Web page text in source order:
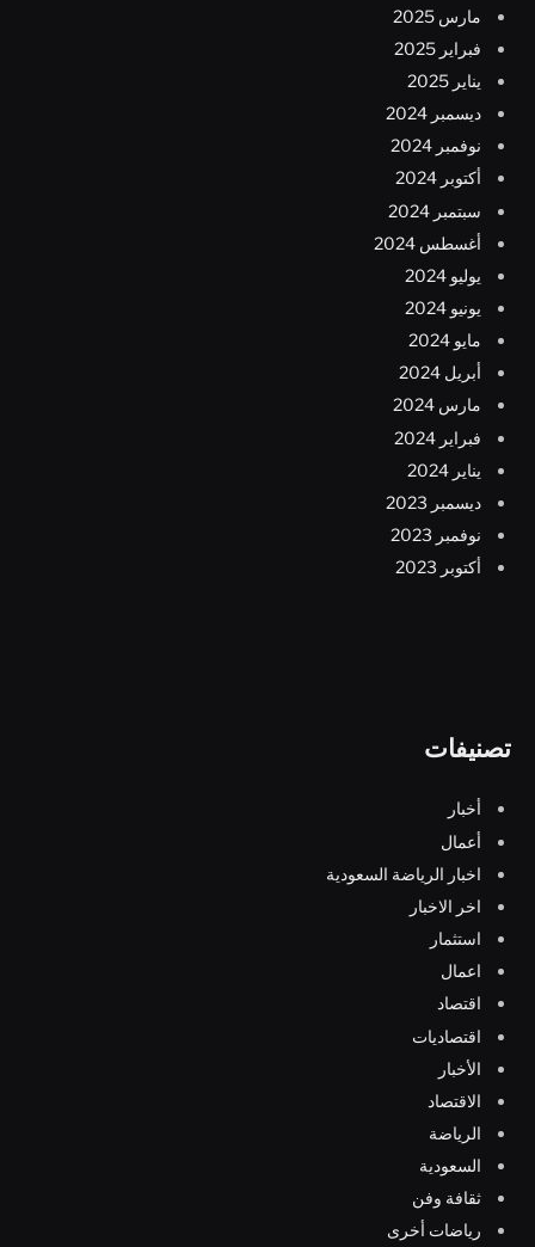
مارس 2025
فبراير 2025
يناير 2025
ديسمبر 2024
نوفمبر 2024
أكتوبر 2024
سبتمبر 2024
أغسطس 2024
يوليو 2024
يونيو 2024
مايو 2024
أبريل 2024
مارس 2024
فبراير 2024
يناير 2024
ديسمبر 2023
نوفمبر 2023
أكتوبر 2023
تصنيفات
أخبار
أعمال
اخبار الرياضة السعودية
اخر الاخبار
استثمار
اعمال
اقتصاد
اقتصاديات
الأخبار
الاقتصاد
الرياضة
السعودية
ثقافة وفن
رياضات أخرى